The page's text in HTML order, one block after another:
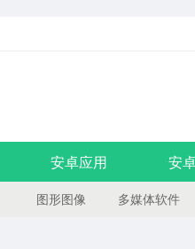
安卓应用 安
图形图像 多媒体软件